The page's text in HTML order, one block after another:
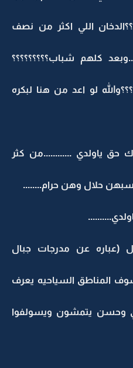
اللي اكثر من نصف
كلهم شباب؟؟؟؟؟؟؟؟؟
لو اعد من هنا لبكره
حق ياولدي ............من كثر
حلال وهن حرام........
(عباره عن مدرجات جبال
المناطق السياحيه يعرف
وحسن يتمشون ويسولفوا